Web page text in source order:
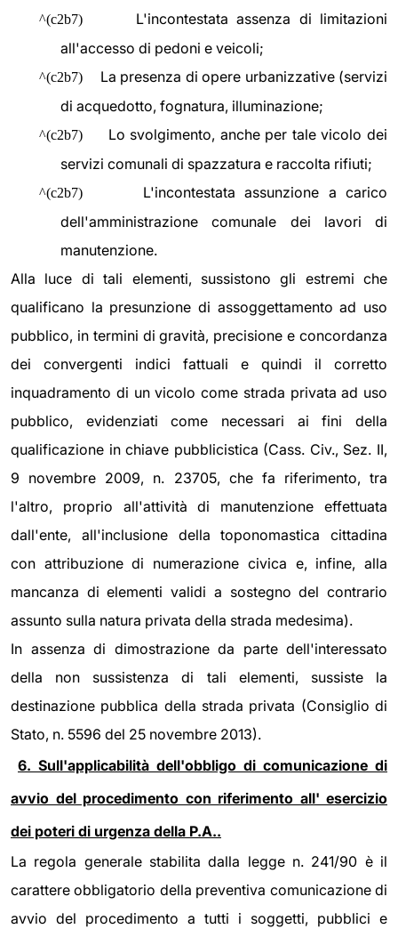
^(c2b7)
L'incontestata assenza di limitazioni
all'accesso di pedoni e veicoli;
^(c2b7)
La presenza di opere urbanizzative (servizi
di acquedotto, fognatura, illuminazione;
^(c2b7)
Lo svolgimento, anche per tale vicolo dei
servizi comunali di spazzatura e raccolta rifiuti;
^(c2b7)
L'incontestata assunzione a carico
dell'amministrazione comunale dei lavori di
manutenzione.
Alla luce di tali elementi, sussistono gli estremi che
qualificano la presunzione di assoggettamento ad uso
pubblico, in termini di gravità, precisione e concordanza
dei convergenti indici fattuali e quindi il corretto
inquadramento di un vicolo come strada privata ad uso
pubblico, evidenziati come necessari ai fini della
qualificazione in chiave pubblicistica (Cass. Civ., Sez. II,
9 novembre 2009, n. 23705, che fa riferimento, tra
l'altro, proprio all'attività di manutenzione effettuata
dall'ente, all'inclusione della toponomastica cittadina
con attribuzione di numerazione civica e, infine, alla
mancanza di elementi validi a sostegno del contrario
assunto sulla natura privata della strada medesima).
In assenza di dimostrazione da parte dell'interessato
della non sussistenza di tali elementi, sussiste la
destinazione pubblica della strada privata (Consiglio di
Stato, n. 5596 del 25 novembre 2013).
6. Sull'applicabilità dell'obbligo di comunicazione di
avvio del procedimento con riferimento all' esercizio
dei poteri di urgenza della P.A..
La regola generale stabilita dalla legge n. 241/90 è il
carattere obbligatorio della preventiva comunicazione di
avvio del procedimento a tutti i soggetti, pubblici e